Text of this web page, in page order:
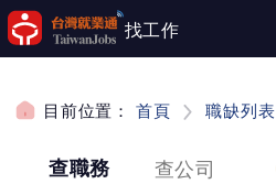
跳到主要內容
找工作
目前位置： 首頁 職缺列表
請選擇查詢項目
查職務 查公司